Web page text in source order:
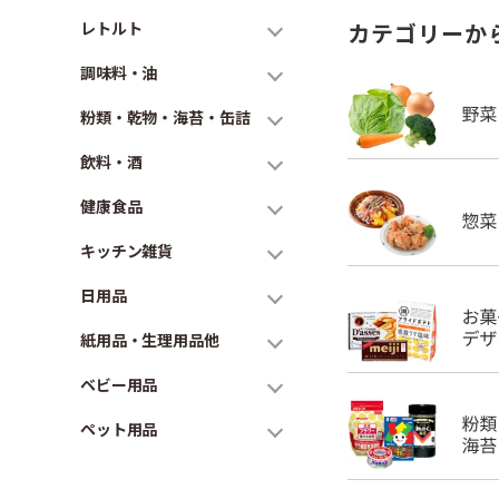
レトルト
調味料・油
粉類・乾物・海苔・缶詰
飲料・酒
健康食品
キッチン雑貨
日用品
紙用品・生理用品他
ベビー用品
ペット用品
カテゴリーか